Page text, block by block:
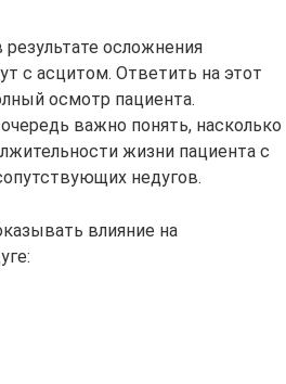
осложнения
с асцитом. Ответить на этот
осмотр пациента.
важно понять, насколько
жизни пациента с
недугов.
влияние на